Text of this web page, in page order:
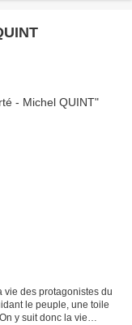
vie des protagonistes du
le peuple, une toile
y suit donc la vie